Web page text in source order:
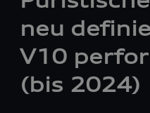
neu
V10
(bis 2024)